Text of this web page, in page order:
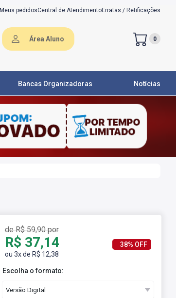
Meus pedidosCentral de AtendimentoErratas / Retificações
Área Aluno 0
Bancas Organizadoras Notícias
de R$ 59,90 por
R$ 37,14
ou 3x de R$ 12,38
38% OFF
Escolha o formato: